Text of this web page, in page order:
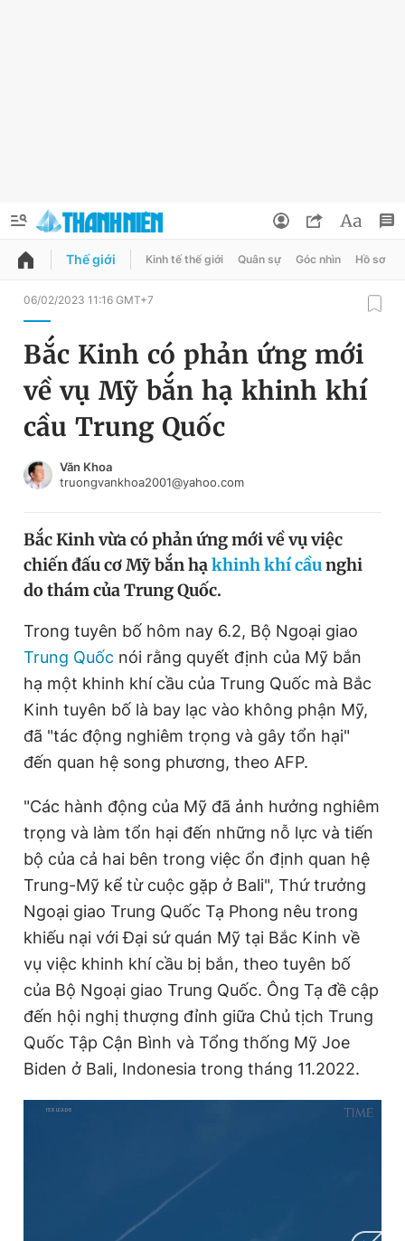
QUẢNG CÁO
Chuyên mục
Chuyên mục khác
Chào ngày mới
Tin thị trường
Video Magazine
Sản phẩm khác
Tiện ích Bạn cần biết
Thông tin tòa soạn Liên hệ quảng cáo
Đọc Thanh Niên trên điện thoại
Theo dõi báo trên
Hotline
0906 645 777
Liên hệ quảng cáo
0908 780 404
Đặt báo Quảng cáo RSS Tòa soạn Chính sách bảo
Phó tổng biên tập: Trần Việt Hưng
Tổng thư ký tòa soạn: Đức Trung
Giấy phép xuất bản số 110/GP - BTTTT cấp ngày 24.3.2020
Đổi mật khẩu
Tin đã lưu
Đăng xuất
Thế giới Kinh tế thế giới Quân sự Góc nhìn Hồ sơ
06/02/2023 11:16 GMT+7
Bắc Kinh có phản ứng mới
về vụ Mỹ bắn hạ khinh khí
cầu Trung Quốc
Văn Khoa
truongvankhoa2001@yahoo.com
Bắc Kinh vừa có phản ứng mới về vụ việc
chiến đấu cơ Mỹ bắn hạkhinh khí cầunghi
do thám của Trung Quốc.
Trong tuyên bố hôm nay 6.2, Bộ Ngoại giao
Trung Quốc nói rằng quyết định của Mỹ bắn
hạ một khinh khí cầu của Trung Quốc mà Bắc
Kinh tuyên bố là bay lạc vào không phận Mỹ,
đã "tác động nghiêm trọng và gây tổn hại"
đến quan hệ song phương, theo AFP.
"Các hành động của Mỹ đã ảnh hưởng nghiêm
trọng và làm tổn hại đến những nỗ lực và tiến
bộ của cả hai bên trong việc ổn định quan hệ
Trung-Mỹ kể từ cuộc gặp ở Bali", Thứ trưởng
Ngoại giao Trung Quốc Tạ Phong nêu trong
khiếu nại với Đại sứ quán Mỹ tại Bắc Kinh về
vụ việc khinh khí cầu bị bắn, theo tuyên bố
của Bộ Ngoại giao Trung Quốc. Ông Tạ đề cập
đến hội nghị thượng đỉnh giữa Chủ tịch Trung
Quốc Tập Cận Bình và Tổng thống Mỹ Joe
Biden ở Bali, Indonesia trong tháng 11.2022.